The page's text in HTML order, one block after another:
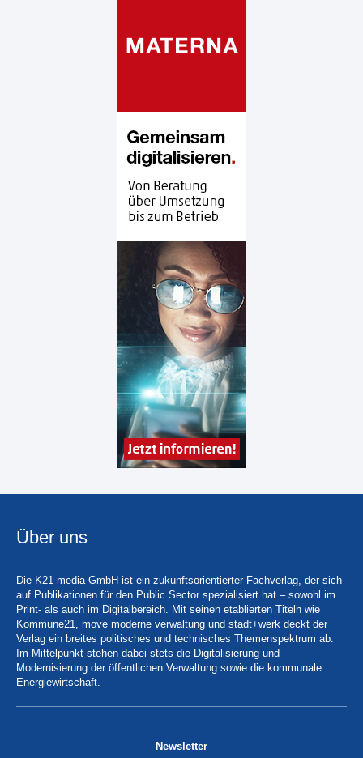
Über uns
Die K21 media GmbH ist ein zukunftsorientierter Fachverlag, der sich
auf Publikationen für den Public Sector spezialisiert hat – sowohl im
Print- als auch im Digitalbereich. Mit seinen etablierten Titeln wie
Kommune21, move moderne verwaltung und stadt+werk deckt der
Verlag ein breites politisches und technisches Themenspektrum ab.
Im Mittelpunkt stehen dabei stets die Digitalisierung und
Modernisierung der öffentlichen Verwaltung sowie die kommunale
Energiewirtschaft.
Newsletter